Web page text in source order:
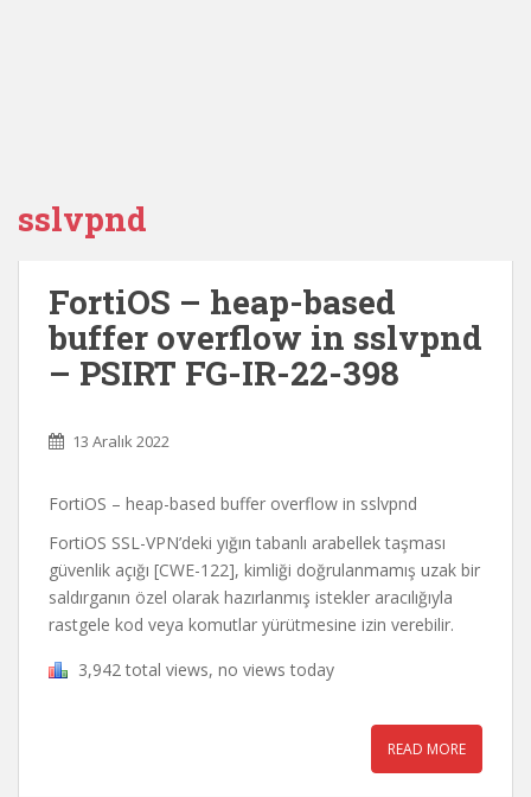
sslvpnd
FortiOS – heap-based
buffer overflow in sslvpnd
– PSIRT FG-IR-22-398
13 Aralık 2022
FortiOS – heap-based buffer overflow in sslvpnd
FortiOS SSL-VPN’deki yığın tabanlı arabellek taşması
güvenlik açığı [CWE-122], kimliği doğrulanmamış uzak bir
saldırganın özel olarak hazırlanmış istekler aracılığıyla
rastgele kod veya komutlar yürütmesine izin verebilir.
3,942 total views, no views today
READ MORE